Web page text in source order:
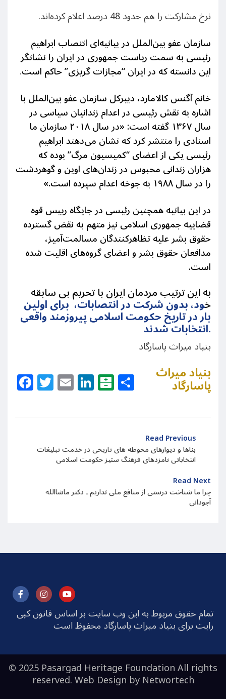
نرخ مشارکت را هم حدود 48 درصد اعلام کرده‌اند.
سازمان عفو بین‌الملل در بیانیه‌ای انتصاب ابراهیم
رئیسی به سمت ریاست جمهوری در ایران را نشانگر
این دانسته که در ایران “مجازات گریزی” حاکم است.
خانم آگنس کالامارد، دبیرکل سازمان عفو بین‌الملل با
اشاره به نقش رئیسی در اعدام زندانیان سیاسی در
سال ۱۳۶۷ گفته است: «در سال ۲۰۱۸ سازمان ما
اسنادی را منتشر کرد که نشان می‌دهند ابراهیم
رئیسی یکی از اعضای “کمیسیون مرگ” بوده که
هزاران زندانی محبوس در زندان‌های اوین و گوهردشت
را در سال ۱۹۸۸ به جوخه اعدام سپرده است.»
در این بیانیه همچنین رئیسی در جایگاه رییس قوه
قضاییه جمهوری اسلامی نیز متهم به نقض گسترده
حقوق بشر علیه تظاهرکنندگان مسالمت‌آمیز،
مدافعان حقوق بشر و اعضای گروه‌های اقلیت شده
است.
به این ترتیب مردمان ایران با تحریم بی سابقه
خود، بدون شرکت در انتصابات، برای اولین
بار در تاریخ حکومت اسلامی پیروزمند واقعی
انتخابات شدند.
بنیاد میراث پاسارگاد
Facebook
Twitter
EmailLinkedIn
Balatarin
Share
بنیاد میراث
پاسارگاد
Read Previous
بناها و دیوارهای محوطه های تاریخی در خدمت تبلیغات
انتخاباتی نامزدهای فرهنگ ستیز حکومت اسلامی
Read Next
چرا ما شناخت درستی از منافع ملی نداریم ـ دکتر ماشاالله
آجودانی
تمام حقوق مربوط به این وب سایت بر اساس قانون کپی
رایت برای بنیاد میراث پاسارگاد محفوظ است
© 2025 Pasargad Heritage Foundation All rights
reserved. Web Design byNetwortech